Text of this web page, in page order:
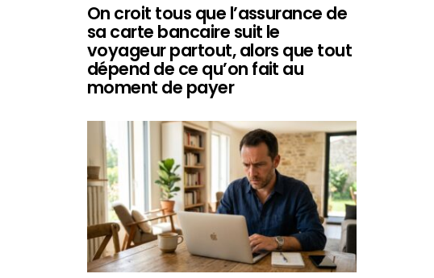
On croit tous que l’assurance de
sa carte bancaire suit le
voyageur partout, alors que tout
dépend de ce qu’on fait au
moment de payer